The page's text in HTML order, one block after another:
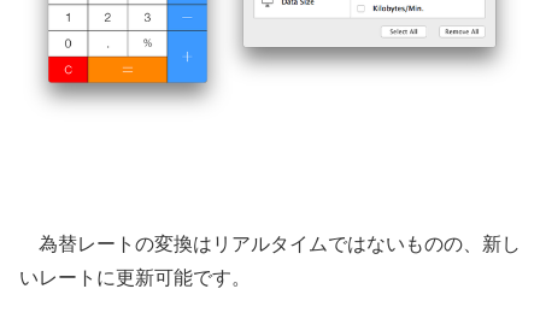
為替レートの変換はリアルタイムではないものの、新し
いレートに更新可能です。